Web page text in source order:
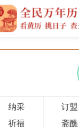
纳采
订盟
祈福
斋醮